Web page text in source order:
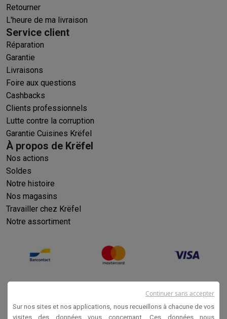
Retourner
L'heure de ma livraison
Service client
Réparation
Garantie
Livraisons
Foire aux questions
Cashbacks
Clients professionnels
Lutte contre la corruption
Garantie Cuisines Krëfel
À propos de Krëfel
Nos actions
Soldes
Notre histoire
Nos magasins
Travailler chez Krëfel
Notre assortiment
Sur nos sites et nos applications, nous recueillons à chacune de vos
visites des données vous concernant. Ces données nous
Continuer sans accepter